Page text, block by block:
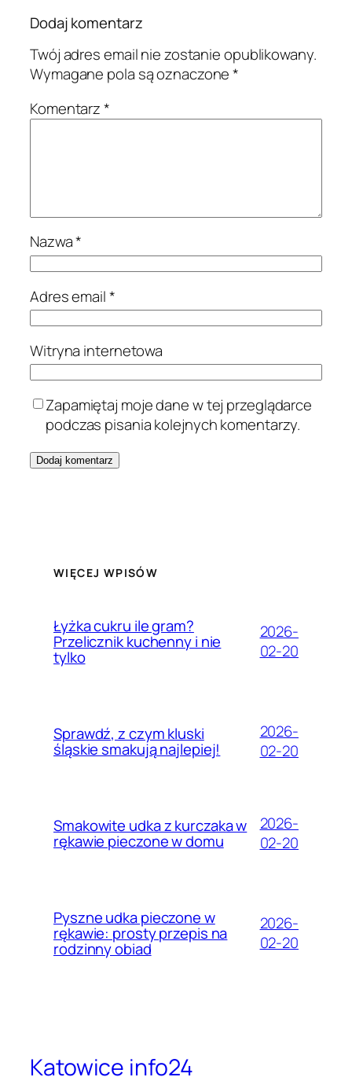
Dodaj komentarz
Twój adres email nie zostanie opublikowany.
Wymagane pola są oznaczone*
Komentarz*
Nazwa*
Adres email*
Witryna internetowa
Zapamiętaj moje dane w tej przeglądarce
podczas pisania kolejnych komentarzy.
WIĘCEJ WPISÓW
Łyżka cukru ile gram?
Przelicznik kuchenny i nie
tylko
2026-
02-20
Sprawdź, z czym kluski
śląskie smakują najlepiej!
2026-
02-20
Smakowite udka z kurczaka w
rękawie pieczone w domu
2026-
02-20
Pyszne udka pieczone w
rękawie: prosty przepis na
rodzinny obiad
2026-
02-20
Katowice info24